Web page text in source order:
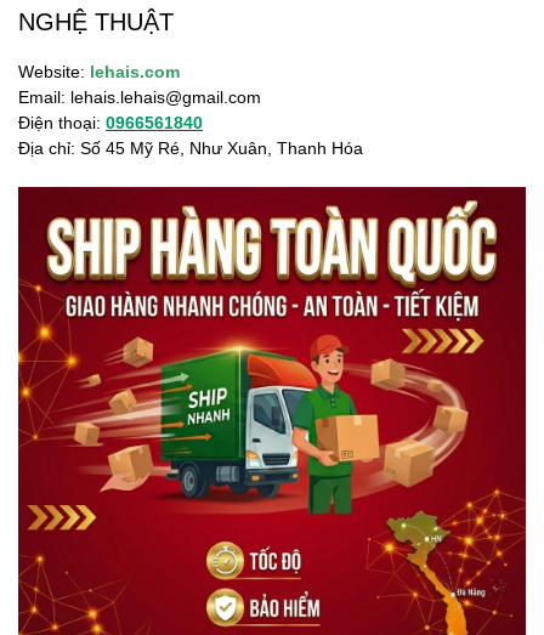
NGHỆ THUẬT
Website: lehais.com
Email: lehais.lehais@gmail.com
Điện thoại: 0966561840
Địa chỉ: Số 45 Mỹ Ré, Như Xuân, Thanh Hóa